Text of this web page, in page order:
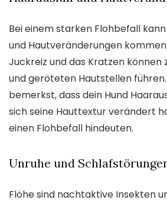
Bei einem starken Flohbefall
und Hautveränderungen
Juckreiz und das Kratzen können
und geröteten Hautstellen
bemerkst, dass dein Hund
sich seine Hauttextur verändert
einen Flohbefall hindeuten.
Unruhe und
Flöhe sind nachtaktive Insekten